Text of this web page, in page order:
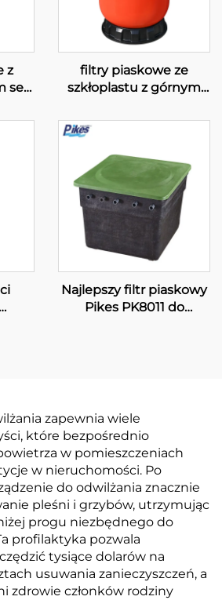
z
serii
filtry piaskowe ze
szkłoplastu z górnym
Najlepszy filtr piaskowy
Pikes PK8011 do
zapewnia wiele
które bezpośrednio
w pomieszczeniach
w nieruchomości. Po
do odwilżania znacznie
pleśni i grzybów, utrzymując
progu niezbędnego do
profilaktyka pozwala
tysiące dolarów na
usuwania zanieczyszczeń, a
zdrowie członków rodziny